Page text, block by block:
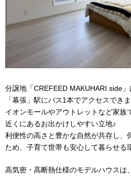
分譲地「CREFEED MAKUHARI side」
「幕張」駅にバス1本でアクセスできま
イオンモールやアウトレットなど家族
近くにあるお出かけしやすい立地♪
利便性の高さと豊かな自然が共存し、
ため、子育て世帯も安心して暮らせる
高気密・高断熱仕様のモデルハウスは